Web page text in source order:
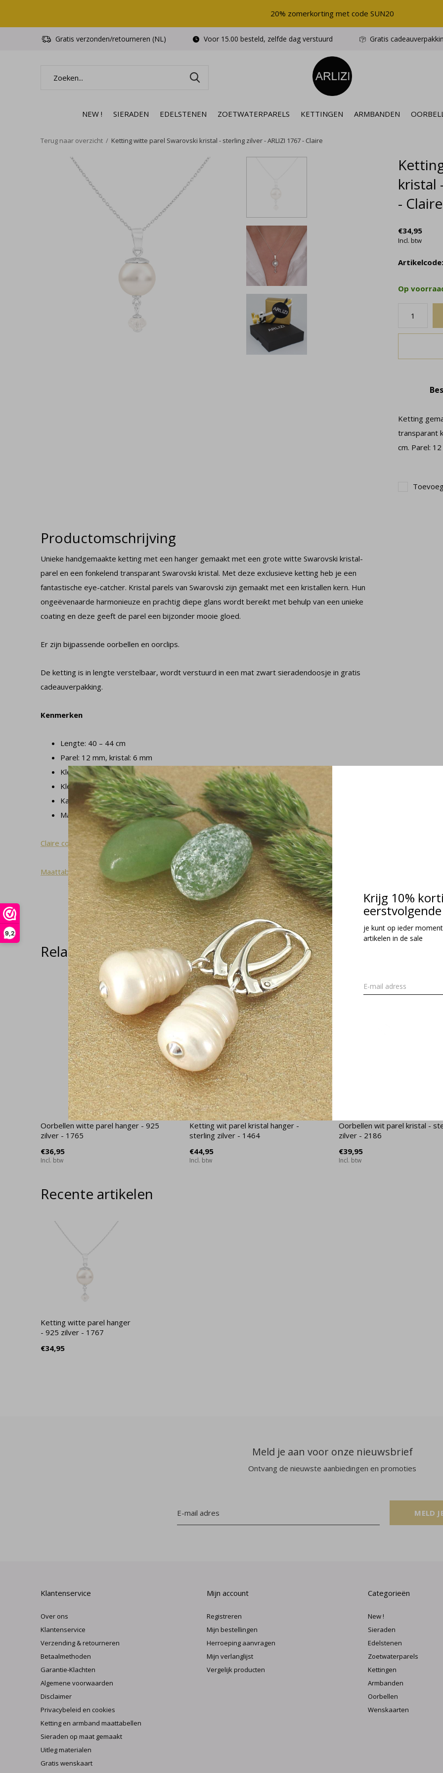
9,2
Krijg 10%
je kunt op ieder
artikelen in de sale
NEW ! SIERADEN EDELSTENEN ZOETWATERPARELS KETTINGEN ARMBANDEN
Gratis verzonden/retourneren (NL) Voor 15.00 besteld, zelfde dag verstuurd Gratis
20% zomerkorting met code SUN20
Terug naar overzicht Ketting witte parel Swarovski kristal - sterling zilver - ARLIZI 1767 - Claire
kristal
- Claire
€34,95
Incl. btw
Artikelcode:
Op
Ketting
transparant
cm. Parel:
Productomschrijving
Unieke handgemaakte ketting met een hanger gemaakt met een grote witte Swarovski kristal-
parel en een fonkelend transparant Swarovski kristal. Met deze exclusieve ketting heb je een
fantastische eye-catcher. Kristal parels van Swarovski zijn gemaakt met een kristallen kern. Hun
ongeëvenaarde harmonieuze en prachtig diepe glans wordt bereikt met behulp van een unieke
coating en deze geeft de parel een bijzonder mooie gloed.
Er zijn bijpassende oorbellen en oorclips.
De ketting is in lengte verstelbaar, wordt verstuurd in een mat zwart sieradendoosje in gratis
cadeauverpakking.
Kenmerken
Lengte: 40 – 44 cm
Parel: 12 mm, kristal: 6 mm
Kleur parel: wit
Kleur kristal: transparant
Karabijnsluiting
Materialen: 925 sterling zilver en Swarovski kristal en parel
Claire collectie
Maattabel
Related articles
Oorbellen witte parel hanger - 925
zilver - 1765
€36,95
Incl. btw
Ketting wit parel kristal hanger -
sterling zilver - 1464
€44,95
Incl. btw
Oorbellen wit parel kristal -
zilver - 2186
€39,95
Incl. btw
Recente artikelen
Ketting witte parel hanger
- 925 zilver - 1767
€34,95
Meld je aan voor onze nieuwsbrief
Ontvang de nieuwste aanbiedingen en promoties
MELD
Klantenservice
Over ons
Klantenservice
Verzending & retourneren
Betaalmethoden
Garantie-Klachten
Algemene voorwaarden
Disclaimer
Privacybeleid en cookies
Ketting en armband maattabellen
Sieraden op maat gemaakt
Uitleg materialen
Gratis wenskaart
Mijn account
Registreren
Mijn bestellingen
Herroeping aanvragen
Mijn verlanglijst
Vergelijk producten
Categorieën
New !
Sieraden
Edelstenen
Zoetwaterparels
Kettingen
Armbanden
Oorbellen
Wenskaarten